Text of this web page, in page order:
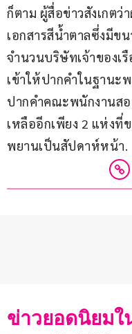
ก็ตาม ผู้สื่อข่าวสังเกต
เอกสารสีน้ำตาลซึ่งมีข
จำนวนบริษัทเจ้าของเ
เข้าให้ปากคำในฐานะ
ปากคำคณะพนักงานส
เหลืออีกเพียง 2 แห่งที่
พยานเป็นสัปดาห์หน้า.
ข่าวยอดนิยมใ